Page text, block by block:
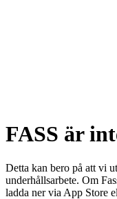
FASS är
Detta kan bero på att vi
underhållsarbete. Om
ladda ner via App Store